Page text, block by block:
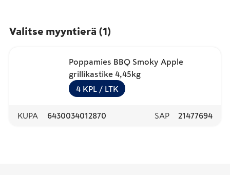
Valitse myyntierä (1 )
Poppamies BBQ Smoky Apple
grillikastike 4,45kg
4 KPL / LTK
KUPA 6430034012870 SAP 21477694